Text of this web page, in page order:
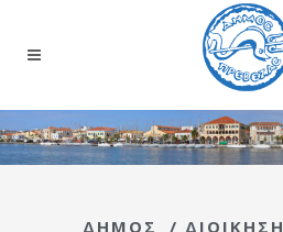
ΔΗΜΟΣ / ΔΙΟΙΚΗΣΗ